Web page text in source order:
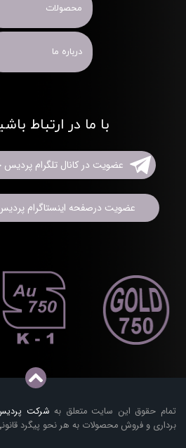
تمام حقوق این سایت متعلق به شرکت
برداری و فروش محصولات به هر نحو پیگرد
محصولات
درباره ما
با ما در ارتباط
عضویت در کانال تلگرام پردیس
عضویت درصفحه اینستاگرام